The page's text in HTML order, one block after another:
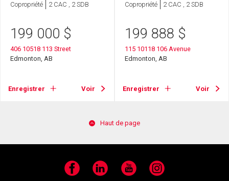
Copropriété 2 CAC , 2 SDB
199 000 $
406 10518 113 Street
Edmonton, AB
Enregistrer Voir
Copropriété 2 CAC , 2 SDB
199 888 $
115 10118 106 Avenue
Edmonton, AB
Enregistrer Voir
Haut de page
Facebook LinkedIn YouTube Instagram